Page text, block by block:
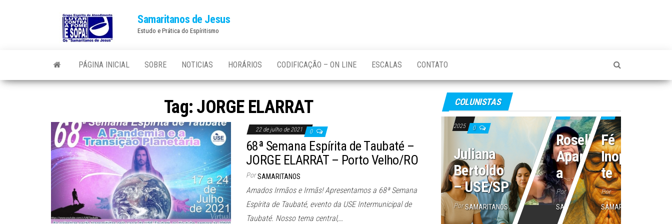
Samaritanos de Jesus
Estudo e Prática do Espíritismo
PÁGINA INICIAL SOBRE NOTICIAS HORÁRIOS CODIFICAÇÃO – ON LINE ESCALAS CONTATO
Tag: JORGE ELARRAT
22 de julho de 2021 0
68ª Semana Espírita de Taubaté –
JORGE ELARRAT – Porto Velho/RO
Por SAMARITANOS
Amados Irmãos e Irmãs! Apresentamos a 68ª Semana
Espírita de Taubaté, evento da USE Intermunicipal de
Taubaté. Nosso tema central,…
COLUNISTAS
16 de julho de
2025
0
Juliana
Bertoldo
– USE/SP
Por SAMARITANOS
Roseli
Aparecid
a
Por
SAMARITANOS
Fé
Inoperan
te
Por
SAMARITANOS